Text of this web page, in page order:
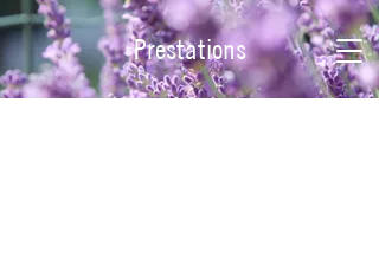
Prestations